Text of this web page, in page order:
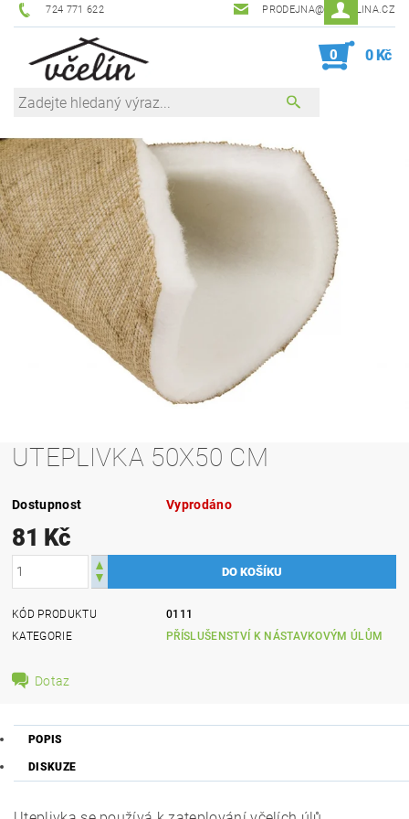
724 771 622 PRODEJNA@ZEVCELINA.CZ
0 0 Kč
UTEPLIVKA 50X50 CM
Dostupnost Vyprodáno
81 Kč
KÓD PRODUKTU
0111
KATEGORIE
PŘÍSLUŠENSTVÍ K NÁSTAVKOVÝM ÚLŮM
Dotaz
POPIS
DISKUZE